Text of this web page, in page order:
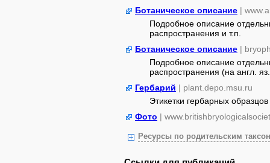
Ботаническое описание |
Подробное описание
распространения и т.п.
Ботаническое описание |
Подробное описание
распространения (на англ.
Гербарий | plant.depo.msu.ru
Этикетки гербарных
Фото |
Ресурсы по родительским